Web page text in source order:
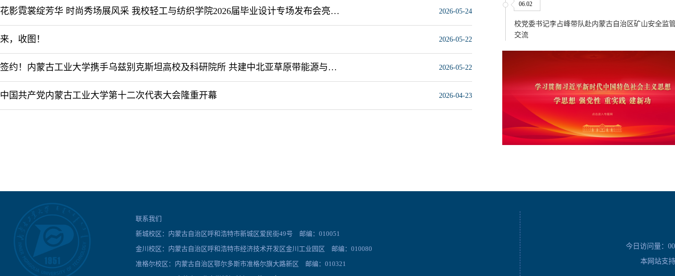
花影霓裳绽芳华 时尚秀场展风采 我校轻工与纺织学院2026届毕业设计专场发布会亮相2026中国国际大学生时装周 2026-05-24
来，收图！ 2026-05-22
签约！内蒙古工业大学携手乌兹别克斯坦高校及科研院所 共建中北亚草原带能源与人居系统“一带一路”联合实验室 2026-05-22
中国共产党内蒙古工业大学第十二次代表大会隆重开幕 2026-04-23
06.02
校党委书记李占峰带队赴内蒙古自治区矿山安全监
交流
今日访问量：
本网站支
联系我们
新城校区：内蒙古自治区呼和浩特市新城区爱民街49号 邮编：010051
金川校区：内蒙古自治区呼和浩特市经济技术开发区金川工业园区 邮编：010080
准格尔校区：内蒙古自治区鄂尔多斯市准格尔旗大路新区 邮编：010321